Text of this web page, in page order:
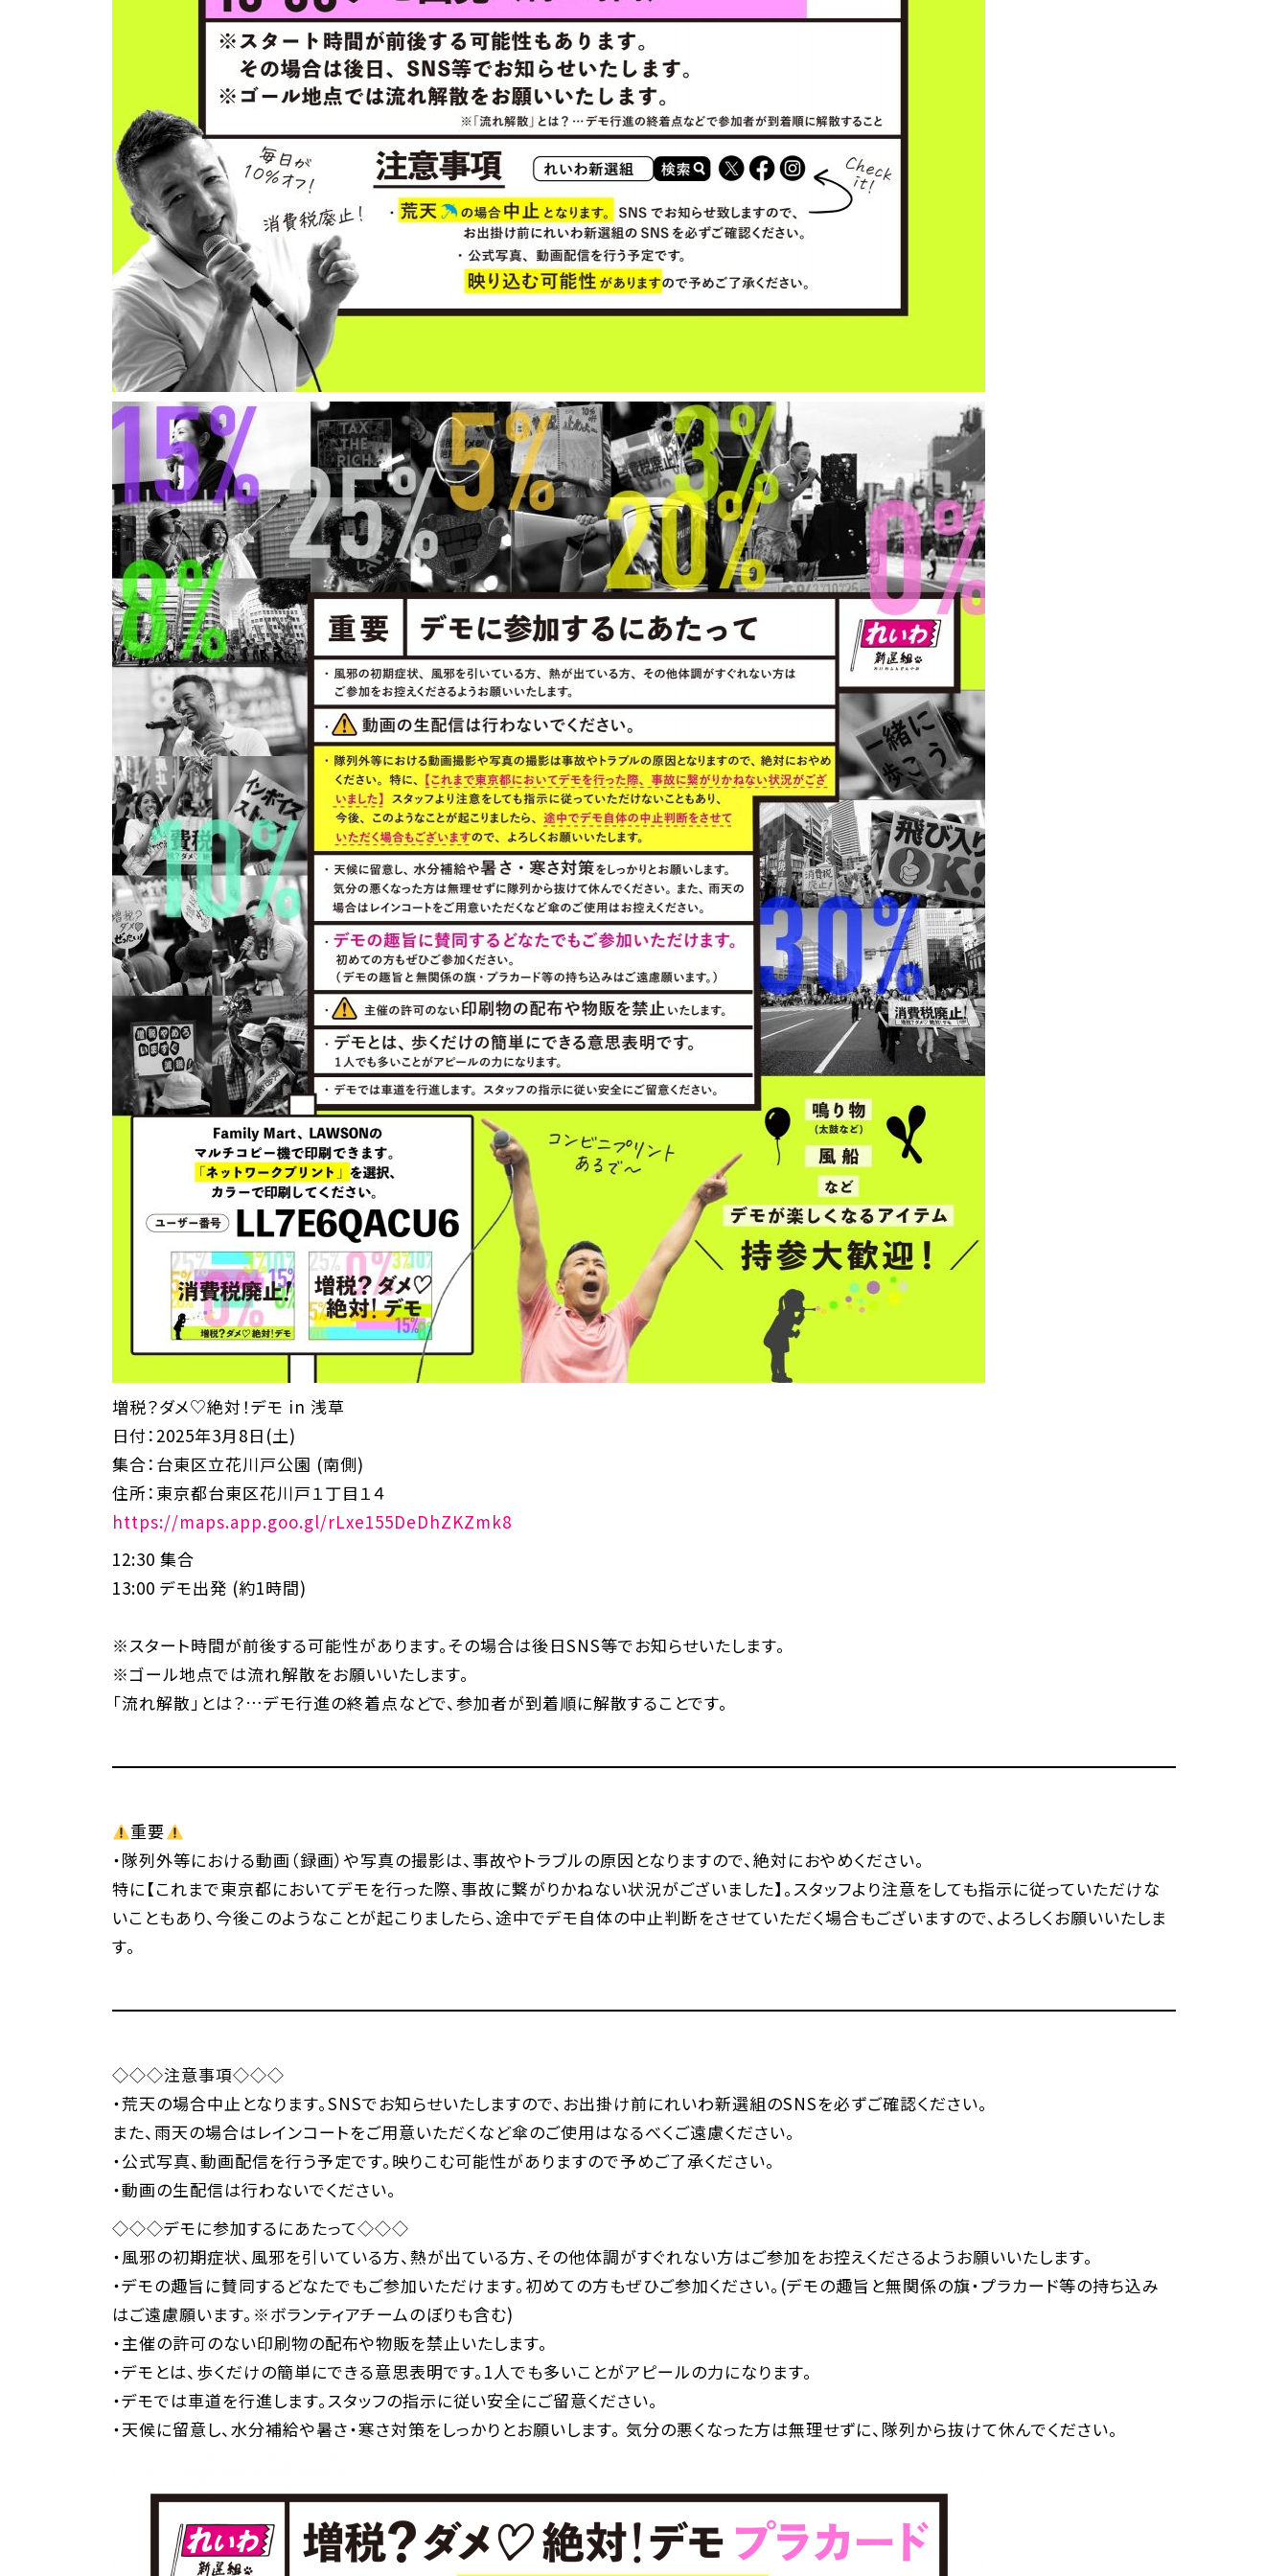
増税？ダメ♡絶対！デモ in 浅草
日付：2025年3月8日(土)
集合：台東区立花川戸公園 (南側)
住所：東京都台東区花川戸１丁目１４
https://maps.app.goo.gl/rLxe155DeDhZKZmk8
12:30 集合
13:00 デモ出発 (約1時間)
※スタート時間が前後する可能性があります。その場合は後日SNS等でお知らせいたします。
※ゴール地点では流れ解散をお願いいたします。
「流れ解散」とは？…デモ行進の終着点などで、参加者が到着順に解散することです。
重要
・隊列外等における動画（録画）や写真の撮影は、事故やトラブルの原因となりますので、絶対におやめください。
特に【これまで東京都においてデモを行った際、事故に繋がりかねない状況がございました】。スタッフより注意をしても指示に従っていただけな
いこともあり、今後このようなことが起こりましたら、途中でデモ自体の中止判断をさせていただく場合もございますので、よろしくお願いいたしま
す。
◇◇◇注意事項◇◇◇
・荒天の場合中止となります。SNSでお知らせいたしますので、お出掛け前にれいわ新選組のSNSを必ずご確認ください。
また、雨天の場合はレインコートをご用意いただくなど傘のご使用はなるべくご遠慮ください。
・公式写真、動画配信を行う予定です。映りこむ可能性がありますので予めご了承ください。
・動画の生配信は行わないでください。
◇◇◇デモに参加するにあたって◇◇◇
・風邪の初期症状、風邪を引いている方、熱が出ている方、その他体調がすぐれない方はご参加をお控えくださるようお願いいたします。
・デモの趣旨に賛同するどなたでもご参加いただけます。初めての方もぜひご参加ください。(デモの趣旨と無関係の旗・プラカード等の持ち込み
はご遠慮願います。※ボランティアチームのぼりも含む)
・主催の許可のない印刷物の配布や物販を禁止いたします。
・デモとは、歩くだけの簡単にできる意思表明です。1人でも多いことがアピールの力になります。
・デモでは車道を行進します。スタッフの指示に従い安全にご留意ください。
・天候に留意し、水分補給や暑さ・寒さ対策をしっかりとお願いします。 気分の悪くなった方は無理せずに、隊列から抜けて休んでください。